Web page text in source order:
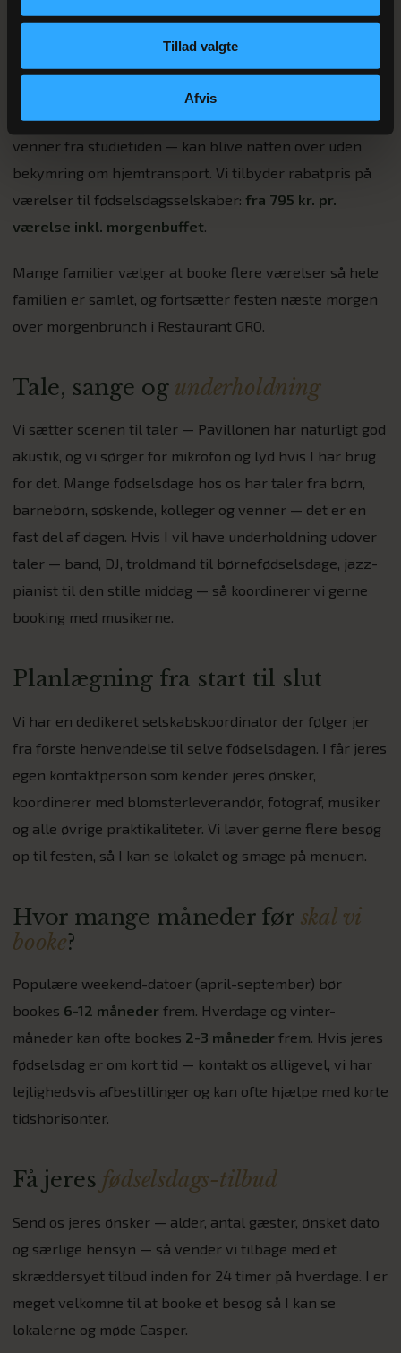
Tillad valgte
Afvis
Overnatning tilfamilie og venner
En af vores store fordele: vi har 50 værelser direkte ved
festsalen. Det betyder at langvejsfra-gæster —
bedsteforældre, søskende fra København, gamle
venner fra studietiden — kan blive natten over uden
bekymring om hjemtransport. Vi tilbyder rabatpris på
værelser til fødselsdagsselskaber: fra 795 kr. pr.
værelse inkl. morgenbuffet.
Mange familier vælger at booke flere værelser så hele
familien er samlet, og fortsætter festen næste morgen
over morgenbrunch i Restaurant GRO.
Tale, sange og underholdning
Vi sætter scenen til taler — Pavillonen har naturligt god
akustik, og vi sørger for mikrofon og lyd hvis I har brug
for det. Mange fødselsdage hos os har taler fra børn,
barnebørn, søskende, kolleger og venner — det er en
fast del af dagen. Hvis I vil have underholdning udover
taler — band, DJ, troldmand til børnefødselsdage, jazz-
pianist til den stille middag — så koordinerer vi gerne
booking med musikerne.
Planlægning fra start til slut
Vi har en dedikeret selskabskoordinator der følger jer
fra første henvendelse til selve fødselsdagen. I får jeres
egen kontaktperson som kender jeres ønsker,
koordinerer med blomsterleverandør, fotograf, musiker
og alle øvrige praktikaliteter. Vi laver gerne flere besøg
op til festen, så I kan se lokalet og smage på menuen.
Hvor mange måneder før skal vi
booke?
Populære weekend-datoer (april-september) bør
bookes 6-12 måneder frem. Hverdage og vinter-
måneder kan ofte bookes 2-3 måneder frem. Hvis jeres
fødselsdag er om kort tid — kontakt os alligevel, vi har
lejlighedsvis afbestillinger og kan ofte hjælpe med korte
tidshorisonter.
Få jeres fødselsdags-tilbud
Send os jeres ønsker — alder, antal gæster, ønsket dato
og særlige hensyn — så vender vi tilbage med et
skræddersyet tilbud inden for 24 timer på hverdage. I er
meget velkomne til at booke et besøg så I kan se
lokalerne og møde Casper.